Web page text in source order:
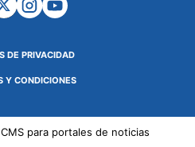
DE PRIVACIDAD
Y CONDICIONES
para portales de noticias